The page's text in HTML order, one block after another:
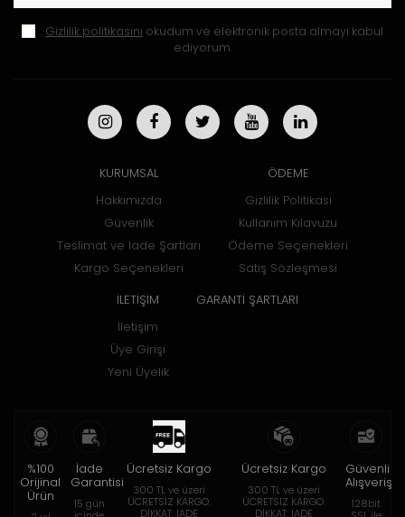
Gizlilik politikasını okudum ve elektronik posta almayı kabul
ediyorum.
KURUMSAL
Hakkımızda
Güvenlik
Teslimat ve İade Şartları
Kargo Seçenekleri
ÖDEME
Gizlilik Politikası
Kullanım Kılavuzu
Ödeme Seçenekleri
Satış Sözleşmesi
İLETİŞİM
İletişim
Üye Girişi
Yeni Üyelik
GARANTİ ŞARTLARI
%100
Orijinal
Ürün
İade
Garantisi
15 gün
Ücretsiz Kargo
300 TL ve üzeri
ÜCRETSİZ KARGO.
DİKKAT: İADE
Ücretsiz Kargo
300 TL ve üzeri
ÜCRETSİZ KARGO.
DİKKAT: İADE
Güvenli
Alışveriş
128bit